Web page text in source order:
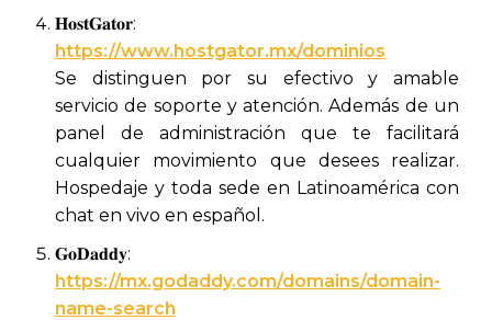
𝐇𝐨𝐬𝐭𝐆𝐚𝐭𝐨𝐫:
https://www.hostgator.mx/dominios
Se distinguen por su efectivo y amable
servicio de soporte y atención. Además de un
panel de administración que te facilitará
cualquier movimiento que desees realizar.
Hospedaje y toda sede en Latinoamérica con
chat en vivo en español.
𝐆𝐨𝐃𝐚𝐝𝐝𝐲:
https://mx.godaddy.com/domains/domain-
name-search